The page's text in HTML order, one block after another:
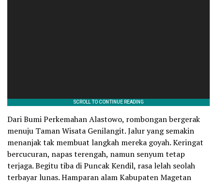
Dari Bumi Perkemahan Alastowo, rombongan bergerak
menuju Taman Wisata Genilangit. Jalur yang semakin
menanjak tak membuat langkah mereka goyah. Keringat
bercucuran, napas terengah, namun senyum tetap
terjaga. Begitu tiba di Puncak Kendil, rasa lelah seolah
terbayar lunas. Hamparan alam Kabupaten Magetan